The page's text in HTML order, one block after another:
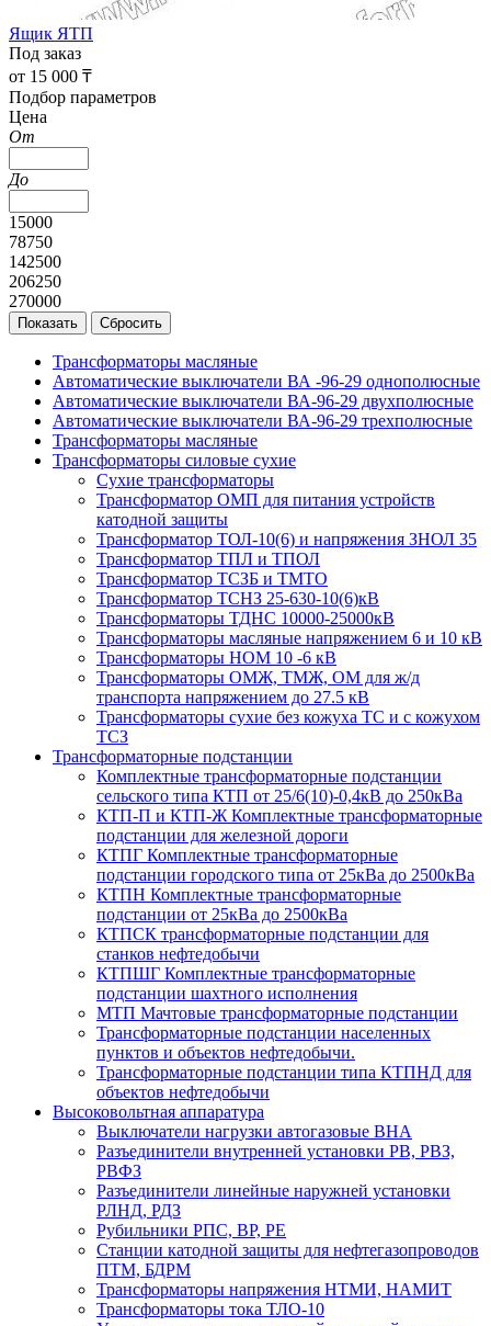
Ящик ЯТП
Под заказ
от 15 000 ₸
Подбор параметров
Цена
От
До
15000
78750
142500
206250
270000
Трансформаторы масляные
Автоматические выключатели ВА -96-29 однополюсные
Автоматические выключатели ВА-96-29 двухполюсные
Автоматические выключатели ВА-96-29 трехполюсные
Трансформаторы масляные
Трансформаторы силовые сухие
Сухие трансформаторы
Трансформатор ОМП для питания устройств
катодной защиты
Трансформатор ТОЛ-10(6) и напряжения ЗНОЛ 35
Трансформатор ТПЛ и ТПОЛ
Трансформатор ТСЗБ и ТМТО
Трансформатор ТСНЗ 25-630-10(6)кВ
Трансформаторы ТДНС 10000-25000кВ
Трансформаторы масляные напряжением 6 и 10 кВ
Трансформаторы НОМ 10 -6 кВ
Трансформаторы ОМЖ, ТМЖ, ОМ для ж/д
транспорта напряжением до 27.5 кВ
Трансформаторы сухие без кожуха ТС и с кожухом
ТСЗ
Трансформаторные подстанции
Комплектные трансформаторные подстанции
сельского типа КТП от 25/6(10)-0,4кВ до 250кВа
КТП-П и КТП-Ж Комплектные трансформаторные
подстанции для железной дороги
КТПГ Комплектные трансформаторные
подстанции городского типа от 25кВа до 2500кВа
КТПН Комплектные трансформаторные
подстанции от 25кВа до 2500кВа
КТПСК трансформаторные подстанции для
станков нефтедобычи
КТПШГ Комплектные трансформаторные
подстанции шахтного исполнения
МТП Мачтовые трансформаторные подстанции
Трансформаторные подстанции населенных
пунктов и объектов нефтедобычи.
Трансформаторные подстанции типа КТПНД для
объектов нефтедобычи
Высоковольтная аппаратура
Выключатели нагрузки автогазовые ВНА
Разъединители внутренней установки РВ, РВЗ,
РВФЗ
Разъединители линейные наружней установки
РЛНД, РДЗ
Рубильники РПС, ВР, РЕ
Станции катодной защиты для нефтегазопроводов
ПТМ, БДРМ
Трансформаторы напряжения НТМИ, НАМИТ
Трансформаторы тока ТЛО-10